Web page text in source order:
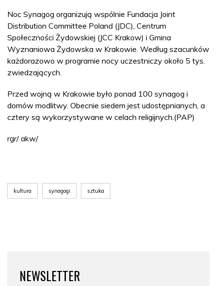
Noc Synagog organizują wspólnie Fundacja Joint
Distribution Committee Poland (JDC), Centrum
Społeczności Żydowskiej (JCC Krakow) i Gmina
Wyznaniowa Żydowska w Krakowie. Według szacunków
każdorazowo w programie nocy uczestniczy około 5 tys.
zwiedzających.
Przed wojną w Krakowie było ponad 100 synagog i
domów modlitwy. Obecnie siedem jest udostępnianych, a
cztery są wykorzystywane w celach religijnych.(PAP)
rgr/ akw/
kultura synagogi sztuka
NEWSLETTER